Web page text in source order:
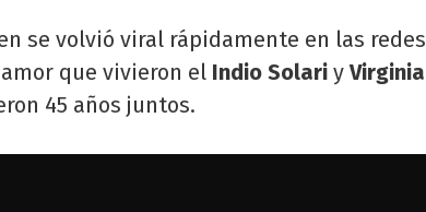
se volvió viral rápidamente en las redes
que vivieron el Indio Solari yVirginia
45 años juntos.